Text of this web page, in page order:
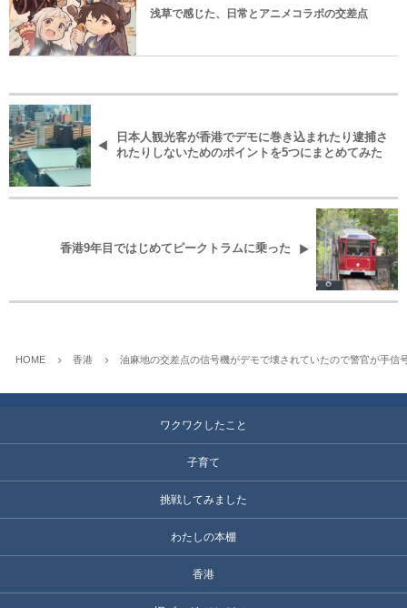
浅草で感じた、日常とアニメコラボの交差点
日本人観光客が香港でデモに巻き込まれたり逮捕さ
れたりしないためのポイントを5つにまとめてみた
香港9年目ではじめてピークトラムに乗った
HOME 香港 油麻地の交差点の信号機がデモで壊されていたので警官が手信
ワクワクしたこと
子育て
挑戦してみました
わたしの本棚
香港